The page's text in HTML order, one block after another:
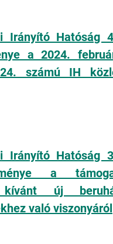
Irányító Hatóság
a 2024.
számú IH
Irányító Hatóság
a
kívánt új
való viszonyáról